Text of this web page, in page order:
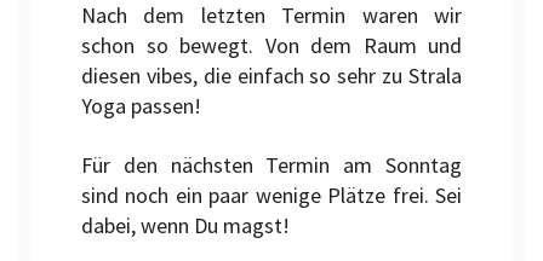
Nach dem letzten Termin waren wir
schon so bewegt. Von dem Raum und
diesen vibes, die einfach so sehr zu Strala
Yoga passen!
Für den nächsten Termin am Sonntag
sind noch ein paar wenige Plätze frei. Sei
dabei, wenn Du magst!